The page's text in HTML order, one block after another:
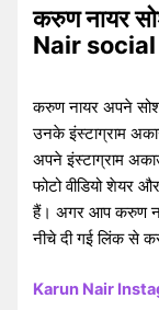
करुण नायर
Nair
करुण नायर अपने
उनके इंस्टाग्राम
अपने इंस्टाग्राम
फोटो वीडियो शेयर
हैं। अगर आप करुण
नीचे दी गई लिंक से
Karun Nair